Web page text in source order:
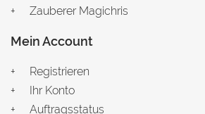
Zauberer Magichris
Mein Account
Registrieren
Ihr Konto
Auftragsstatus